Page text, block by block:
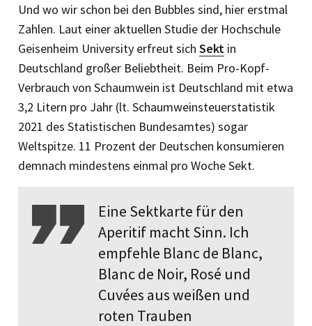
Und wo wir schon bei den Bubbles sind, hier erstmal
Zahlen. Laut einer aktuellen Studie der Hochschule
Geisenheim University erfreut sich Sekt in
Deutschland großer Beliebtheit. Beim Pro-Kopf-
Verbrauch von Schaumwein ist Deutschland mit etwa
3,2 Litern pro Jahr (lt. Schaumweinsteuerstatistik
2021 des Statistischen Bundesamtes) sogar
Weltspitze. 11 Prozent der Deutschen konsumieren
demnach mindestens einmal pro Woche Sekt.
Eine Sektkarte für den
Aperitif macht Sinn. Ich
empfehle Blanc de Blanc,
Blanc de Noir, Rosé und
Cuvées aus weißen und
roten Trauben